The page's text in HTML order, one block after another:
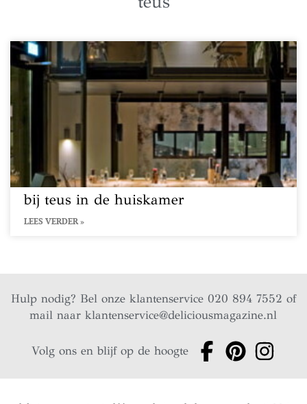
bij teus in de huiskamer
LEES VERDER »
Hulp nodig? Bel onze klantenservice 020 894 7552 of
mail naarklantenservice@deliciousmagazine.nl
Volg ons en blijf op de hoogte